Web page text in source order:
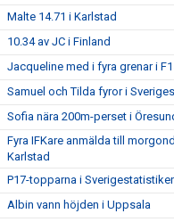
Malte 14.71 i Karlstad
10.34 av JC i Finland
Jacqueline med i fyra grenar i
Samuel och Tilda fyror i
Sofia nära 200m-perset i
Fyra IFKare anmälda till
Karlstad
P17-topparna i
Albin vann höjden i Uppsala